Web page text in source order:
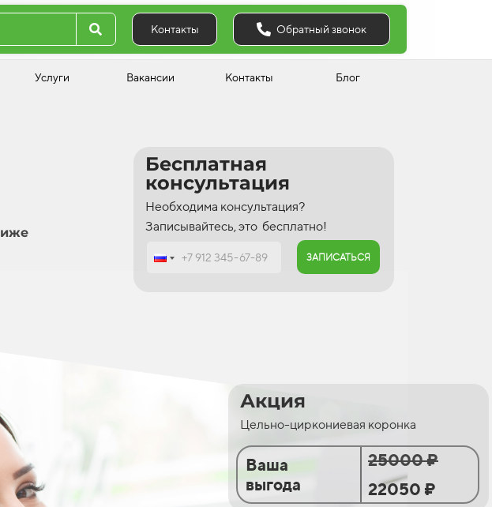
Контакты Обратный звонок
Услуги Вакансии Контакты Блог
Бесплатная
консультация
Необходима консультация?
Записывайтесь, это бесплатно!
ЗАПИСАТЬСЯ
Акция
Цельно-циркониевая коронка
Ваша
выгода
25000 ₽
22050 ₽